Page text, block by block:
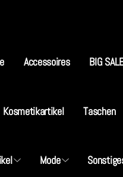
Accessoires BIG
Kosmetikartikel Taschen
Mode